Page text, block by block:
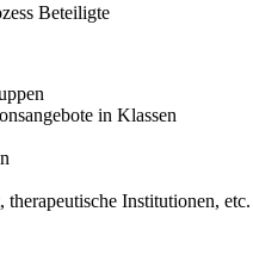
Beteiligte
in Klassen
therapeutische Institutionen, etc.